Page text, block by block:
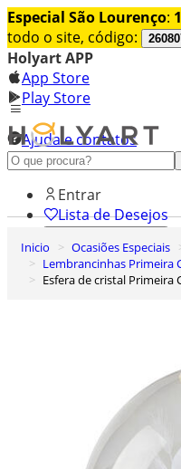
Especial São Lourenço:
todo o site, código:
Holyart APP
App Store
Play Store
Ajuda e contatos
Conheça premium
Entrar
Lista de Desejos
0
Carrinho de Compras
Inicio Ocasiões Especiais
Lembrancinhas Primeira
Esfera de cristal